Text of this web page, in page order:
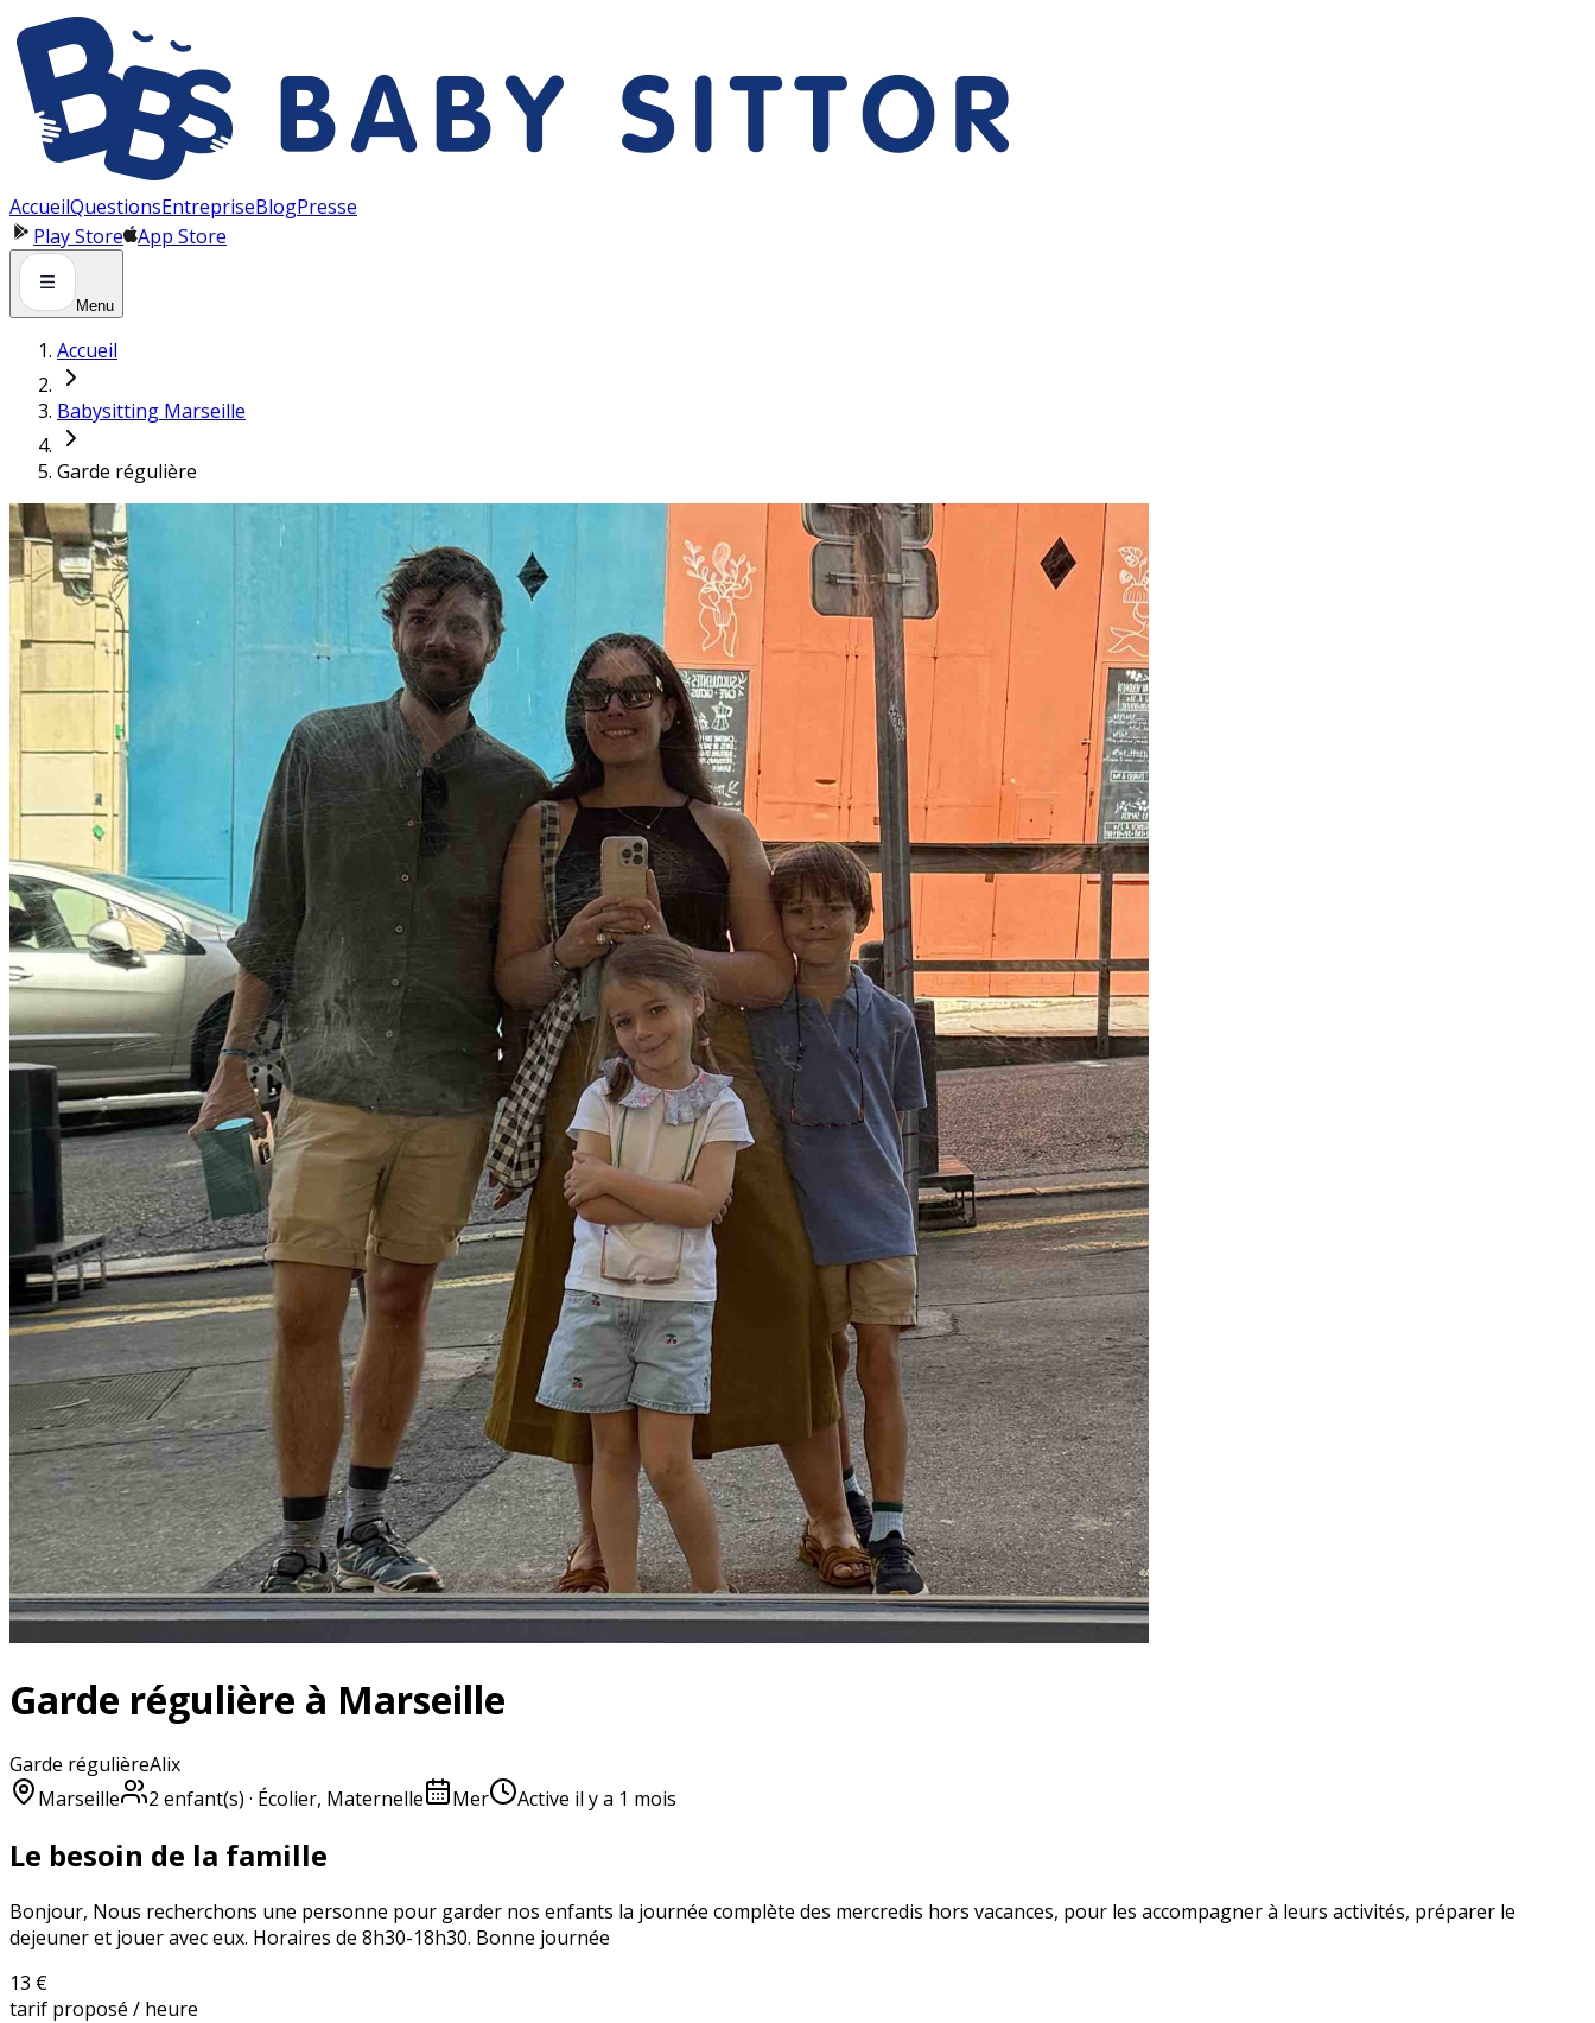
AccueilQuestionsEntrepriseBlogPresse
Play Store App Store
Menu
Accueil
Babysitting Marseille
Garde régulière
Garde régulière à Marseille
Garde régulièreAlix
Marseille
2 enfant(s) · Écolier, Maternelle Mer Active il y a 1 mois
Le besoin de la famille
Bonjour, Nous recherchons une personne pour garder nos enfants la journée complète des mercredis hors vacances, pour les accompagner à leurs activités, préparer le
dejeuner et jouer avec eux. Horaires de 8h30-18h30. Bonne journée
13 €
tarif proposé / heure
Panneau de gestion des cookies